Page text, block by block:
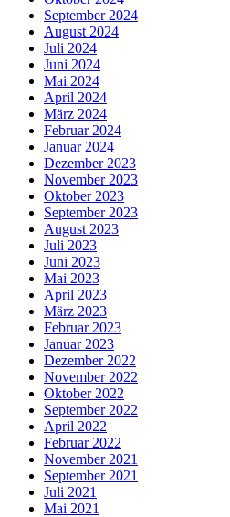
September 2024
August 2024
Juli 2024
Juni 2024
Mai 2024
April 2024
März 2024
Februar 2024
Januar 2024
Dezember 2023
November 2023
Oktober 2023
September 2023
August 2023
Juli 2023
Juni 2023
Mai 2023
April 2023
März 2023
Februar 2023
Januar 2023
Dezember 2022
November 2022
Oktober 2022
September 2022
April 2022
Februar 2022
November 2021
September 2021
Juli 2021
Mai 2021